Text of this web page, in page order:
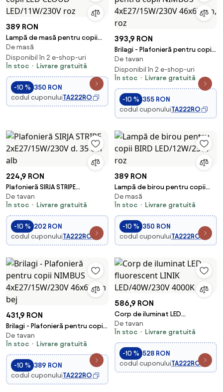
389 RON
Lampă de masă pentru copii
LED CLOUD LED/11W/230V roz
De masă
Disponibil în 2 e-shop-uri
În stoc
Livrare gratuită
-10 % 350 RON
codul cuponuluiTA222RO
393,9 RON
Brilagi - Plafonieră pentru copii
NIMBUS 4xE27/15W/230V 46x63
cm, roz
De tavan
Disponibil în 2 e-shop-uri
În stoc
Livrare gratuită
-10 % 355 RON
codul cuponuluiTA222RO
224,9 RON
Plafonieră SIRJA STRIPE
2xE27/15W/230V d. 35 cm alb
De tavan
În stoc
Livrare gratuită
-10 % 202 RON
codul cuponuluiTA222RO
389 RON
Lampă de birou pentru copii
BIRD LED/12W/230V roz
De masă
În stoc
Livrare gratuită
-10 % 350 RON
codul cuponuluiTA222RO
431,9 RON
Brilagi - Plafonieră pentru copii
NIMBUS 4xE27/15W/230V 46x63
cm bej
De tavan
În stoc
Livrare gratuită
-10 % 389 RON
codul cuponuluiTA222RO
586,9 RON
Corp de iluminat LED
fluorescent LINIK
LED/40W/230V 4000K alb
De tavan
În stoc
Livrare gratuită
-10 % 528 RON
codul cuponuluiTA222RO